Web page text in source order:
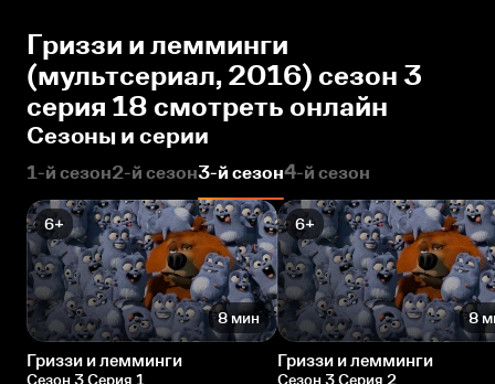
Гриззи и лемминги
(мультсериал, 2016) сезон 3
серия 18 смотреть онлайн
Сезоны и серии
1-й сезон2-й сезон3-й сезон4-й сезон
6+
8 мин
Гриззи и лемминги
Сезон 3 Серия 1
6+
8
Гриззи и лемминги
Сезон 3 Серия 2